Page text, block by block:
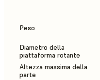
Peso
Diametro della
piattaforma rotante
Altezza massima della
parte